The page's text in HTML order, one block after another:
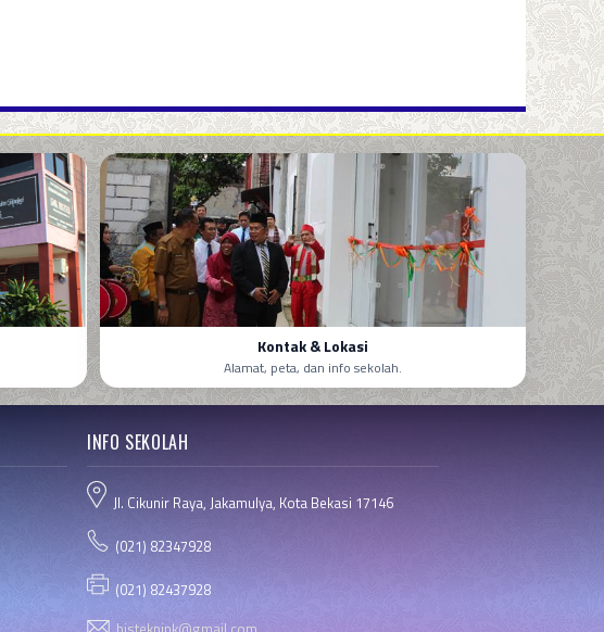
Kontak & Lokasi
Alamat, peta, dan info sekolah.
INFO SEKOLAH
Jl. Cikunir Raya, Jakamulya, Kota Bekasi 17146
(021) 82347928
(021) 82437928